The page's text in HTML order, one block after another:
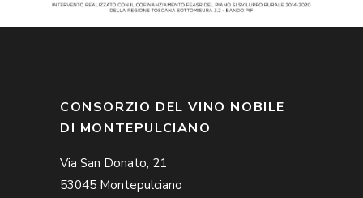
CONSORZIO DEL VINO NOBILE
DI MONTEPULCIANO
Via San Donato, 21
53045 Montepulciano